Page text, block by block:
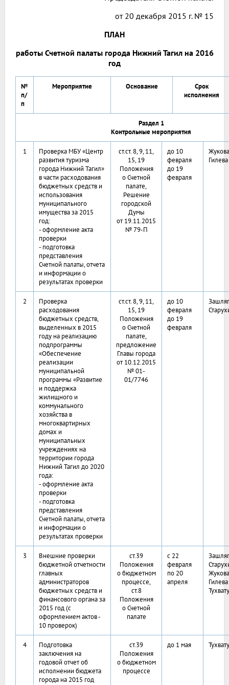
от 20 декабря 2015 г. № 15
ПЛАН
работы Счетной палаты города Нижний Тагил на 2016
год
№
п/
п
Мероприятие Основание
Срок
исполнения
Раздел 1
Контрольные мероприятия
1
Проверка МБУ «Центр
развития туризма
города Нижний Тагил»
в части расходования
бюджетных средств и
использования
муниципального
имущества за 2015
год:
- оформление акта
проверки
- подготовка
представления
Счетной палаты, отчета
и информации о
результатах проверки
ст.ст. 8, 9, 11,
15, 19
Положения
о Счетной
палате,
Решение
городской
Думы
от 19.11.2015
№ 79-П
до 10
февраля
до 19
февраля
2
Проверка
расходования
бюджетных средств,
выделенных в 2015
году на реализацию
подпрограммы
«Обеспечение
реализации
муниципальной
программы «Развитие
и поддержка
жилищного и
коммунального
хозяйства в
многоквартирных
домах и
муниципальных
учреждениях на
территории города
Нижний Тагил до 2020
года:
- оформление акта
проверки
- подготовка
представления
Счетной палаты, отчета
и информации о
результатах проверки
ст.ст. 8, 9, 11,
15, 19
Положения
о Счетной
палате,
предложение
Главы города
от 10.12.2015
№ 01-
01/7746
до 10
февраля
до 19
февраля
3
Внешние проверки
бюджетной отчетности
главных
администраторов
бюджетных средств и
финансового органа за
2015 год (с
оформлением актов -
10 проверок)
ст.39
Положения
о бюджетном
процессе,
ст.8
Положения
о Счетной
палате
с 22
февраля
по 20
апреля
4
Подготовка
заключения на
годовой отчет об
исполнении бюджета
города на 2015 год
ст.39
Положения
о бюджетном
процессе
до 1 мая